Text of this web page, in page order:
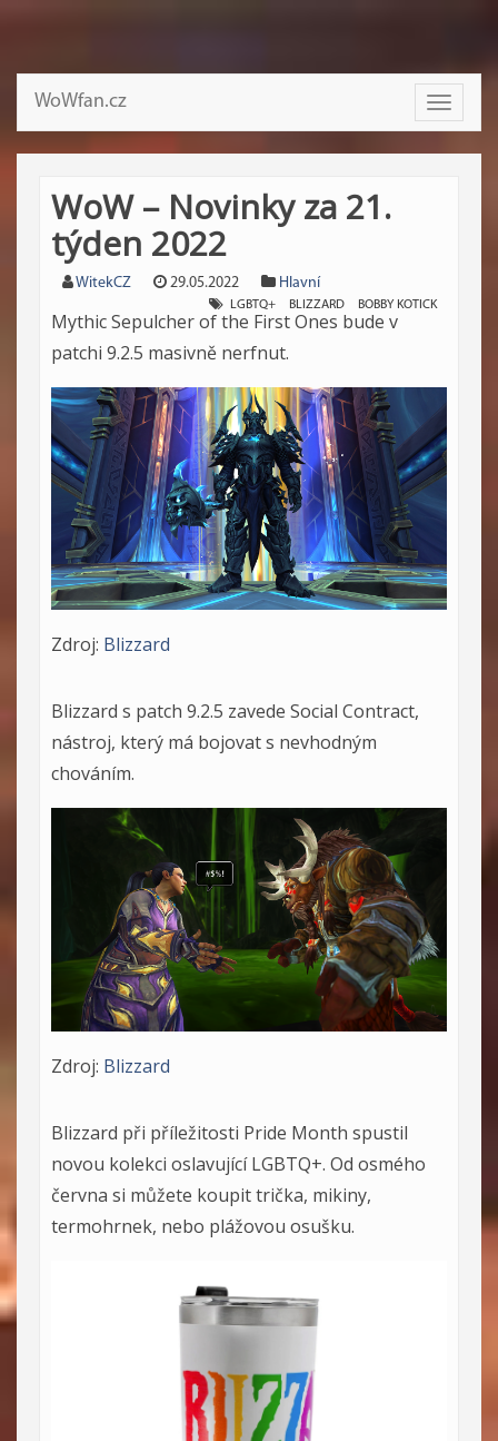
Toggle
WoWfan.cz
WoW – Novinky za 21.
týden 2022
WitekCZ 29.05.2022 Hlavní
LGBTQ+ BLIZZARD BOBBY KOTICK
Mythic Sepulcher of the First Ones bude v
patchi 9.2.5 masivně nerfnut.
Zdroj: Blizzard
Blizzard s patch 9.2.5 zavede Social Contract,
nástroj, který má bojovat s nevhodným
chováním.
Zdroj: Blizzard
Blizzard při příležitosti Pride Month spustil
novou kolekci oslavující LGBTQ+. Od osmého
června si můžete koupit trička, mikiny,
termohrnek, nebo plážovou osušku.